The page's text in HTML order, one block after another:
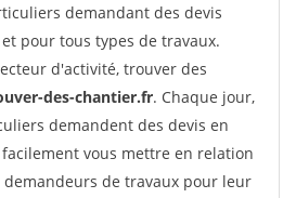
demandant des devis
pour tous types de travaux.
d'activité, trouver des
des-chantier.fr. Chaque jour,
demandent des devis en
vous mettre en relation
de travaux pour leur